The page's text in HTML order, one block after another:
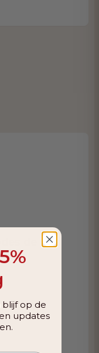
de Cos
5%
op de
updates